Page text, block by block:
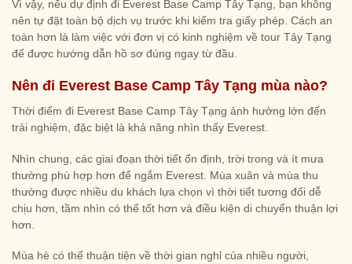
Vì vậy, nếu dự định đi Everest Base Camp Tây Tạng, bạn không
nên tự đặt toàn bộ dịch vụ trước khi kiểm tra giấy phép. Cách an
toàn hơn là làm việc với đơn vị có kinh nghiệm về tour Tây Tạng
để được hướng dẫn hồ sơ đúng ngay từ đầu.
Nên đi Everest Base Camp Tây Tạng mùa nào?
Thời điểm đi Everest Base Camp Tây Tạng ảnh hưởng lớn đến
trải nghiệm, đặc biệt là khả năng nhìn thấy Everest.
Nhìn chung, các giai đoạn thời tiết ổn định, trời trong và ít mưa
thường phù hợp hơn để ngắm Everest. Mùa xuân và mùa thu
thường được nhiều du khách lựa chọn vì thời tiết tương đối dễ
chịu hơn, tầm nhìn có thể tốt hơn và điều kiện di chuyển thuận lợi
hơn.
Mùa hè có thể thuận tiện về thời gian nghỉ của nhiều người,